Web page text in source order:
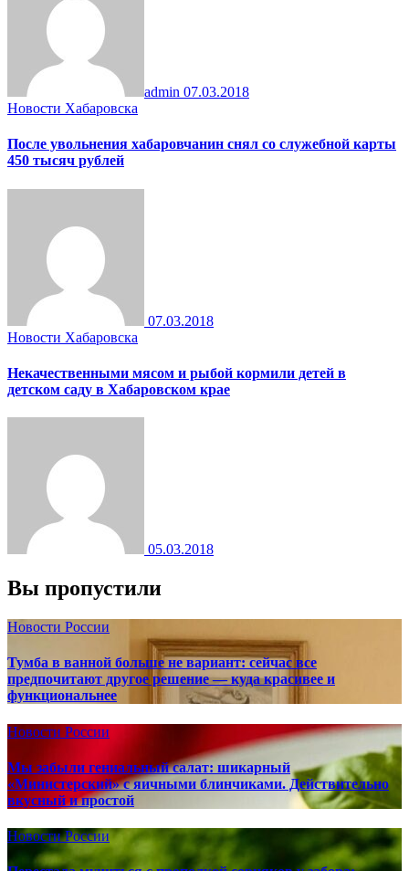
admin 07.03.2018
Новости Хабаровска
После увольнения хабаровчанин снял со служебной карты
450 тысяч рублей
07.03.2018
Новости Хабаровска
Некачественными мясом и рыбой кормили детей в
детском саду в Хабаровском крае
05.03.2018
Вы пропустили
Новости России
Тумба в ванной больше не вариант: сейчас все
предпочитают другое решение — куда красивее и
функциональнее
Новости России
Мы забыли гениальный салат: шикарный
«Министерский» с яичными блинчиками. Действительно
вкусный и простой
Новости России